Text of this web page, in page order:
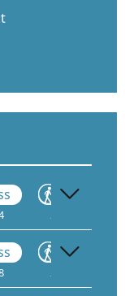
Gå
22:00
Gå
22:05